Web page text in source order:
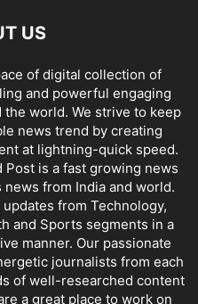
US
of digital collection of
and powerful engaging
world. We strive to keep
news trend by creating
at lightning-quick speed.
Post is a fast growing news
from India and world.
from Technology,
and Sports segments in a
manner. Our passionate
journalists from each
of well-researched content
a great place to work on